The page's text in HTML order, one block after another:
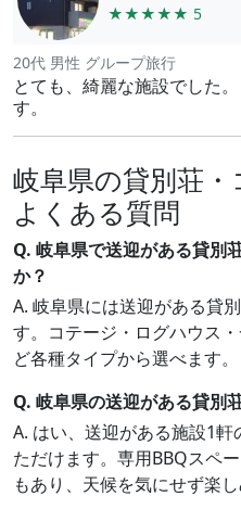
★★★★★ 5
20代 男性 グループ旅行
とても、綺麗な施設でした
す。
岐阜県の貸別荘
よくある質問
Q. 岐阜県で送迎がある貸別
か？
A. 岐阜県には送迎がある貸
す。コテージ・ログハウス
ど各種タイプから選べます。
Q. 岐阜県の送迎がある貸別
A. はい、送迎がある施設1
ただけます。専用BBQスペ
もあり、天候を気にせず楽し